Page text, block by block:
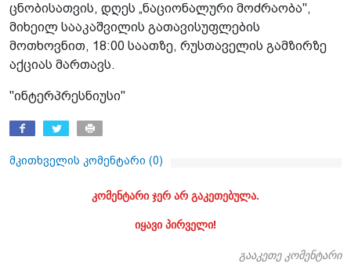
ცნობისათვის, დღეს „ნაციონალური მოძრაობა",
მიხეილ სააკაშვილის გათავისუფლების
მოთხოვნით, 18:00 საათზე, რუსთაველის გამზირზე
აქციას მართავს.
"ინტერპრესნიუსი"
მკითხველის კომენტარი (0)
კომენტარი ჯერ არ გაკეთებულა.
იყავი პირველი!
გააკეთე კომენტარი